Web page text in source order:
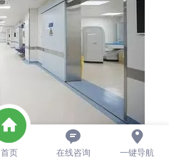
首页 在线咨询 一键导航